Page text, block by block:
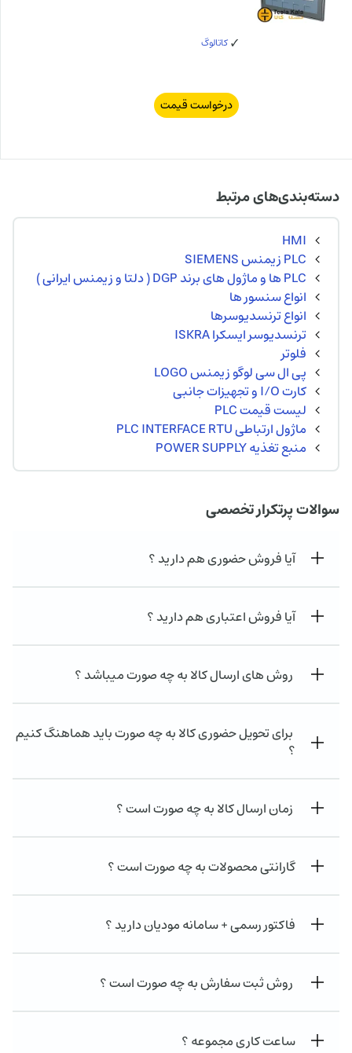
کاتالوگ
درخواست قیمت
دسته‌بندی‌های مرتبط
HMI
PLC زیمنس SIEMENS
PLC ها و ماژول های برند DGP ( دلتا و زیمنس ایرانی )
انواع سنسور ها
انواع ترنسدیوسرها
ترنسدیوسر ایسکرا ISKRA
فلوتر
پی ال سی لوگو زیمنس LOGO
کارت I/O و تجهیزات جانبی
لیست قیمت PLC
ماژول ارتباطی PLC INTERFACE RTU
منبع تغذیه POWER SUPPLY
سوالات پرتکرار تخصصی
آیا فروش حضوری هم دارید ؟
آیا فروش اعتباری هم دارید ؟
روش های ارسال کالا به چه صورت میباشد ؟
برای تحویل حضوری کالا به چه صورت باید هماهنگ کنیم
؟
زمان ارسال کالا به چه صورت است ؟
گارانتی محصولات به چه صورت است ؟
فاکتور رسمی + سامانه مودیان دارید ؟
روش ثبت سفارش به چه صورت است ؟
ساعت کاری مجموعه ؟